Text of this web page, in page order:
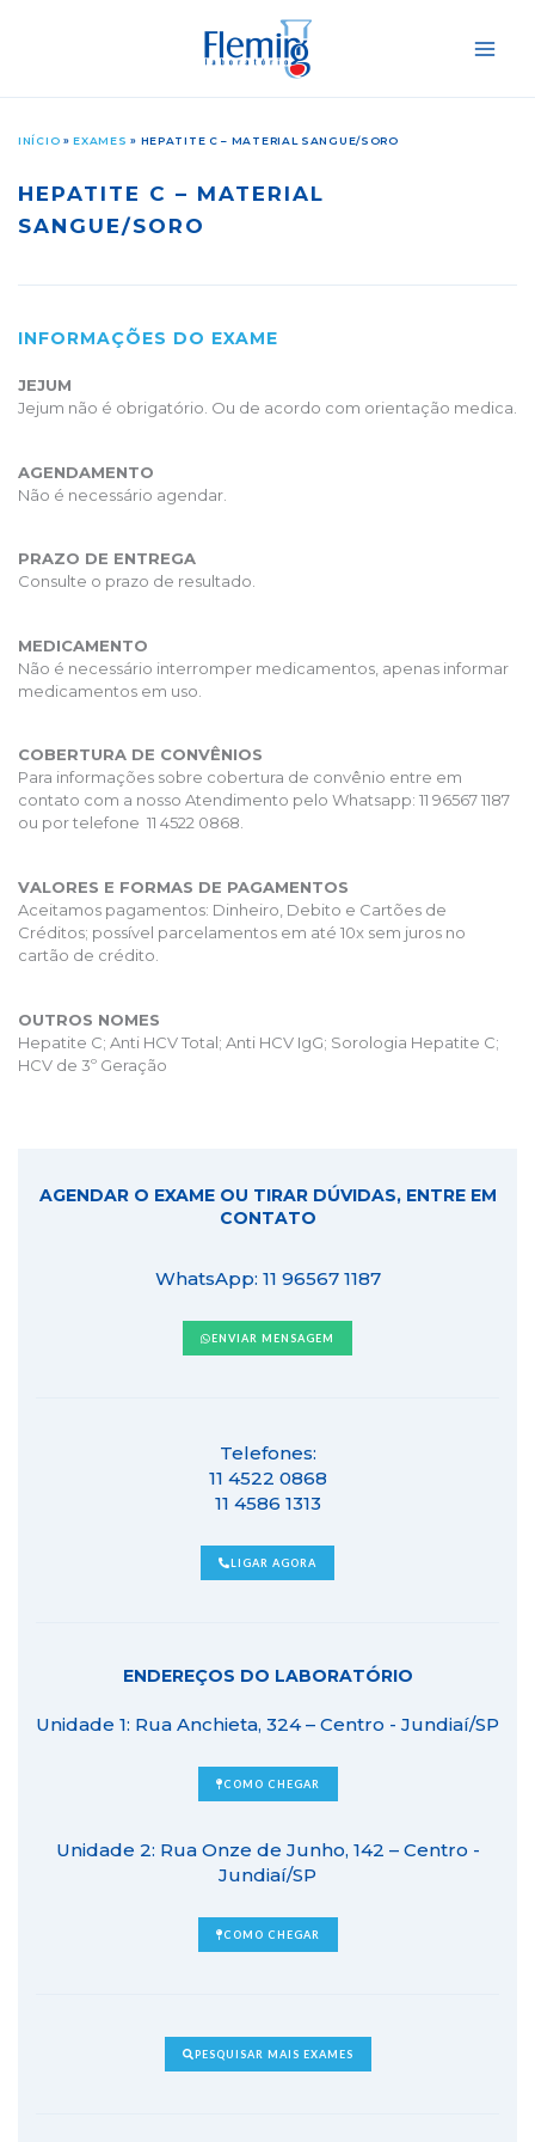
conteúdo
INÍCIO »EXAMES » HEPATITE C – MATERIAL SANGUE/SORO
HEPATITE C – MATERIAL
SANGUE/SORO
INFORMAÇÕES DO EXAME
JEJUM
Jejum não é obrigatório. Ou de acordo com orientação medica.
AGENDAMENTO
Não é necessário agendar.
PRAZO DE ENTREGA
Consulte o prazo de resultado.
MEDICAMENTO
Não é necessário interromper medicamentos, apenas informar
medicamentos em uso.
COBERTURA DE CONVÊNIOS
Para informações sobre cobertura de convênio entre em
contato com a nosso Atendimento pelo Whatsapp: 11 96567 1187
ou por telefone 11 4522 0868.
VALORES E FORMAS DE PAGAMENTOS
Aceitamos pagamentos: Dinheiro, Debito e Cartões de
Créditos; possível parcelamentos em até 10x sem juros no
cartão de crédito.
OUTROS NOMES
Hepatite C; Anti HCV Total; Anti HCV IgG; Sorologia Hepatite C;
HCV de 3º Geração
AGENDAR O EXAME OU TIRAR DÚVIDAS, ENTRE EM
CONTATO
WhatsApp: 11 96567 1187
ENVIAR MENSAGEM
Telefones:
11 4522 0868
11 4586 1313
LIGAR AGORA
ENDEREÇOS DO LABORATÓRIO
Unidade 1: Rua Anchieta, 324 – Centro - Jundiaí/SP
COMO CHEGAR
Unidade 2: Rua Onze de Junho, 142 – Centro -
Jundiaí/SP
COMO CHEGAR
PESQUISAR MAIS EXAMES